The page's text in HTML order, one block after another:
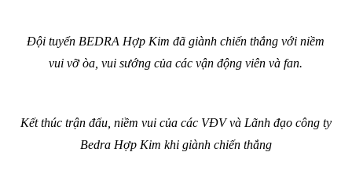
Đội tuyển BEDRA Hợp Kim đã giành chiến thắng với niềm
vui vỡ òa, vui sướng của các vận động viên và fan.
Kết thúc trận đấu, niềm vui của các VĐV và Lãnh đạo công ty
Bedra Hợp Kim khi giành chiến thắng